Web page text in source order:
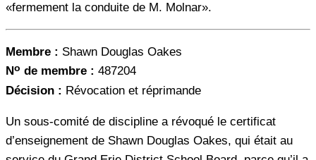
«fermement la conduite de M. Molnar».
Membre : Shawn Douglas Oakes
No de membre : 487204
Décision : Révocation et réprimande
Un sous-comité de discipline a révoqué le certificat
d’enseignement de Shawn Douglas Oakes, qui était au